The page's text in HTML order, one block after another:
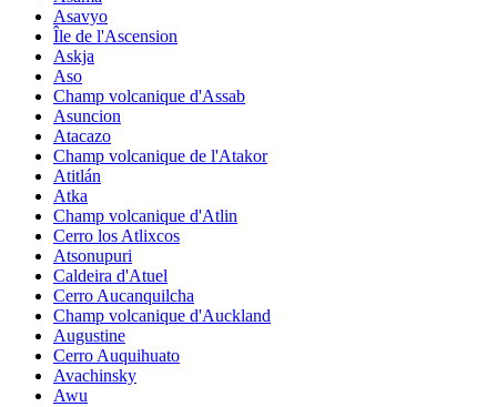
Asavyo
Île de l'Ascension
Askja
Aso
Champ volcanique d'Assab
Asuncion
Atacazo
Champ volcanique de l'Atakor
Atitlán
Atka
Champ volcanique d'Atlin
Cerro los Atlixcos
Atsonupuri
Caldeira d'Atuel
Cerro Aucanquilcha
Champ volcanique d'Auckland
Augustine
Cerro Auquihuato
Avachinsky
Awu